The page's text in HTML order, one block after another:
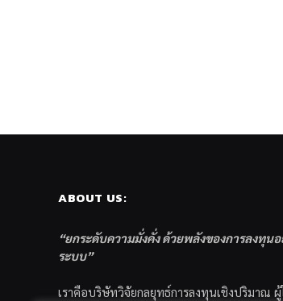
ABOUT US:
“ยกระดับความมั่งคั่ง ด้วยพลังของการลงทุนอ
ระบบ”
เราคือบริษัทวิจัยกลยุทธ์การลงทุนเชิงปริมาณ